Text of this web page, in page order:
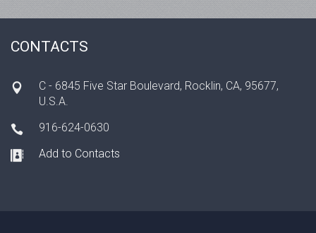
CONTACTS
C - 6845 Five Star Boulevard, Rocklin, CA, 95677,
U.S.A.
916-624-0630
Add to Contacts